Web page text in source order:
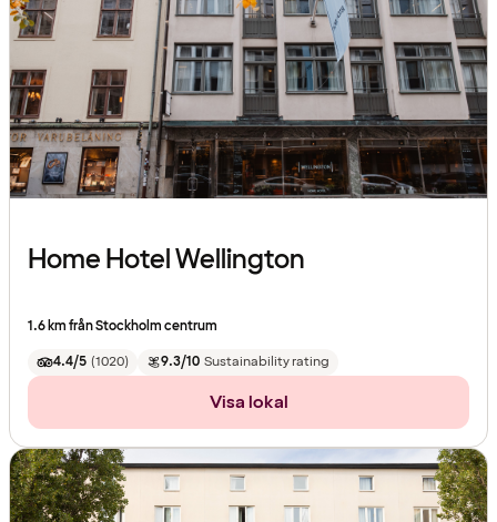
Home Hotel Wellington
1.6 km från Stockholm centrum
4.4/5 (1020) 9.3/10 Sustainability rating
Visa lokal